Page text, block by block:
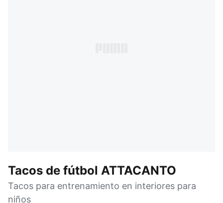
Tacos de fútbol ATTACANTO
Tacos para entrenamiento en interiores para
niños